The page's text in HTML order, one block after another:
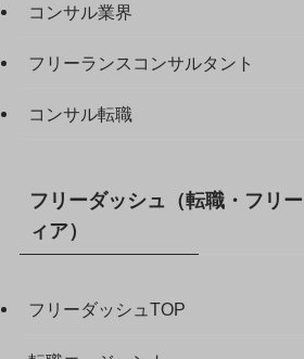
コンサル業界
フリーランスコンサルタント
コンサル転職
フリーダッシュ（転職・フリ
ィア）
フリーダッシュTOP